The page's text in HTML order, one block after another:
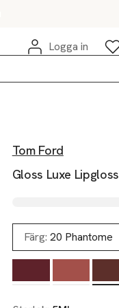
Logga in
Tom Ford
Gloss Luxe Lipgloss
Färg: 20 Phantome